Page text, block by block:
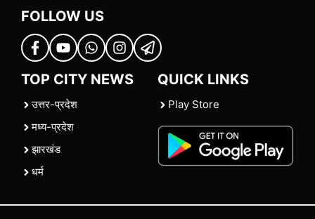
FOLLOW US
TOP CITY NEWS
उत्तर-प्रदेश
मध्य-प्रदेश
झारखंड
धर्म
QUICK LINKS
Play Store